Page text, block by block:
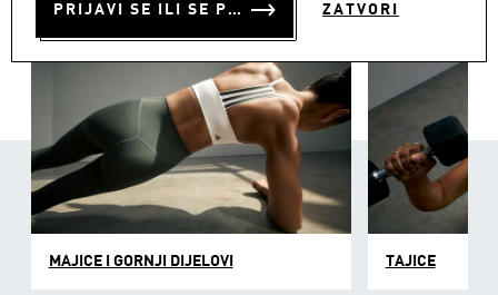
PRIJAVI SE ILI SE PRIDRUŽI SADA ZATVORI
MAJICE I GORNJI DIJELOVI TAJICE